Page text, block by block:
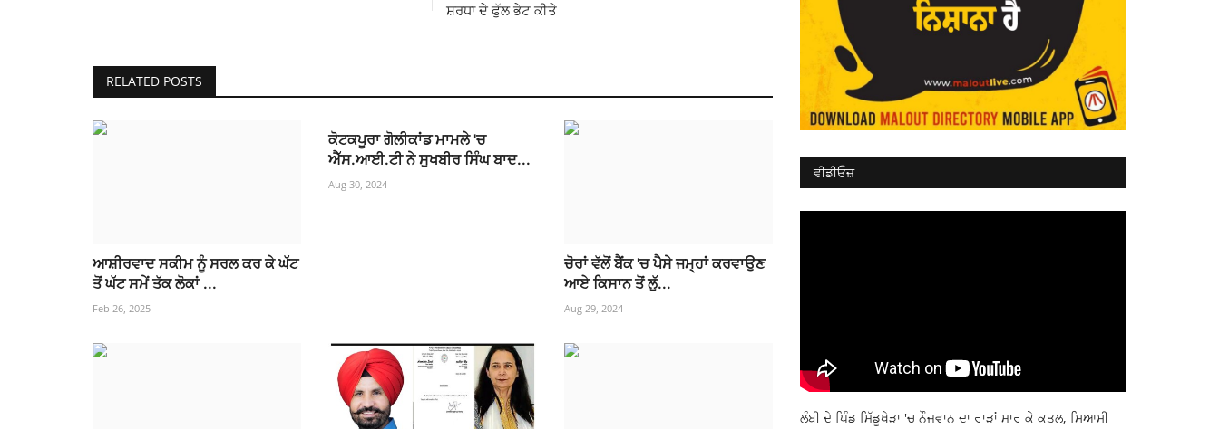
ਸ਼ਰਧਾ ਦੇ ਫੁੱਲ ਭੇਟ ਕੀਤੇ
RELATED POSTS
ਆਸ਼ੀਰਵਾਦ ਸਕੀਮ ਨੂੰ ਸਰਲ ਕਰ ਕੇ ਘੱਟ
ਤੋਂ ਘੱਟ ਸਮੇਂ ਤੱਕ ਲੋਕਾਂ ...
Feb 26, 2025
ਕੋਟਕਪੂਰਾ ਗੋਲੀਕਾਂਡ ਮਾਮਲੇ 'ਚ
ਐੱਸ.ਆਈ.ਟੀ ਨੇ ਸੁਖਬੀਰ ਸਿੰਘ ਬਾਦ...
Aug 30, 2024
ਚੋਰਾਂ ਵੱਲੋਂ ਬੈਂਕ 'ਚ ਪੈਸੇ ਜਮ੍ਹਾਂ ਕਰਵਾਉਣ
ਆਏ ਕਿਸਾਨ ਤੋਂ ਲੁੱ...
Aug 29, 2024
ਵੀਡੀਓਜ਼
ਲੰਬੀ ਦੇ ਪਿੰਡ ਮਿੱਡੂਖੇੜਾ 'ਚ ਨੌਜਵਾਨ ਦਾ ਰਾੜਾਂ ਮਾਰ ਕੇ ਕਤਲ, ਸਿਆਸੀ